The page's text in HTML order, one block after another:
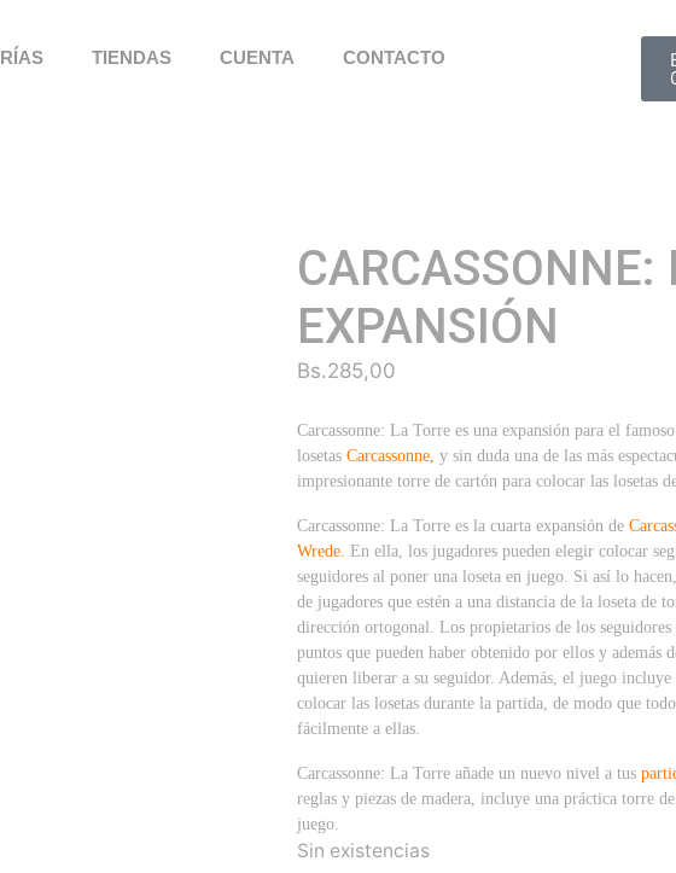
TIENDAS CUENTA CONTACTO
CARCASSONNE:
EXPANSIÓN
Bs.285,00
Carcassonne: La Torre es una expansión para el
losetasCarcassonne, y sin duda una de las más
impresionante torre de cartón para colocar las losetas
Carcassonne: La Torre es la cuarta expansión de
Wrede. En ella, los jugadores pueden elegir colocar
seguidores al poner una loseta en juego. Si así lo
de jugadores que estén a una distancia de la loseta de
dirección ortogonal. Los propietarios de los
puntos que pueden haber obtenido por ellos y además
quieren liberar a su seguidor. Además, el juego
colocar las losetas durante la partida, de modo que
fácilmente a ellas.
Carcassonne: La Torre añade un nuevo nivel a tus
reglas y piezas de madera, incluye una práctica torre
juego.
Sin existencias